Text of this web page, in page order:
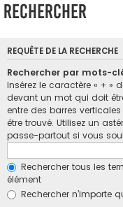
Rechercher
REQUÊTE DE LA RECHERCHE
Rechercher par mots-
Insérez le caractère « + »
devant un mot qui doit
entre des barres
être trouvé. Utilisez un
passe-partout si vous
Rechercher tous les
élément
Rechercher n’importe